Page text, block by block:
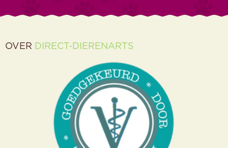
OVER DIRECT-DIERENARTS